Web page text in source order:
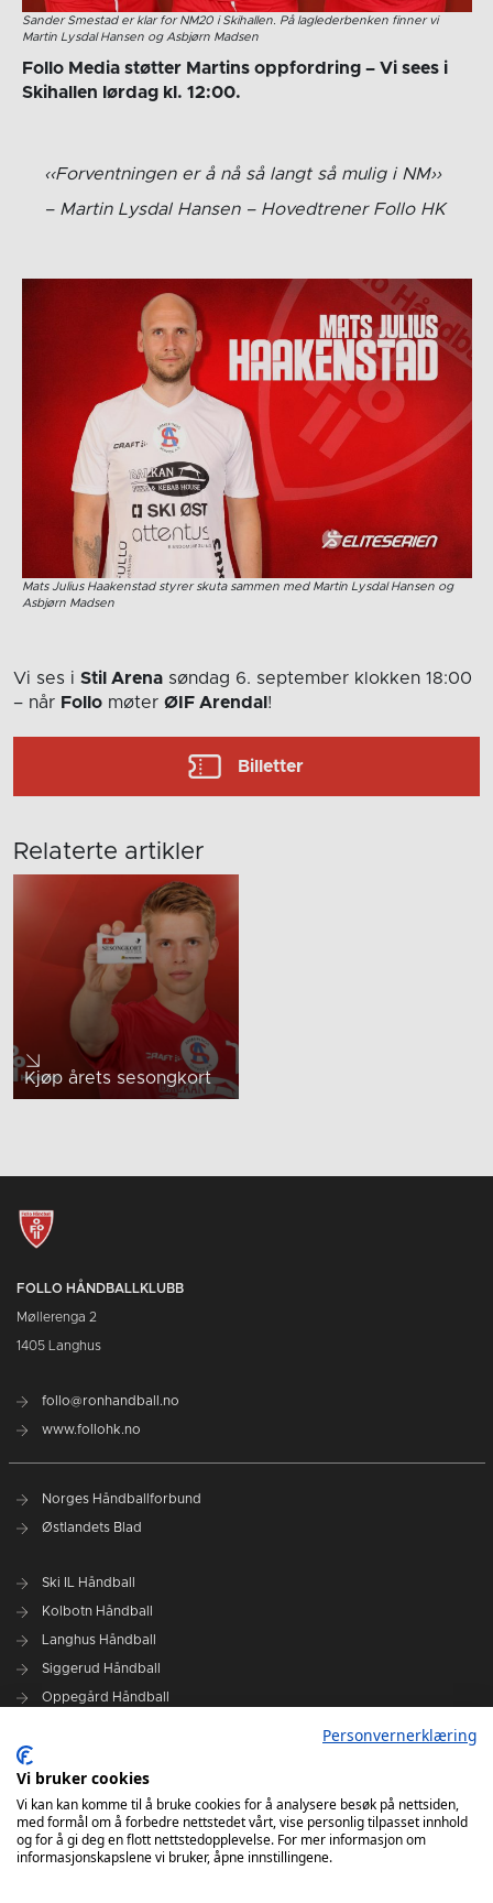
Sander Smestad er klar for NM20 i Skihallen. På laglederbenken finner vi
Martin Lysdal Hansen og Asbjørn Madsen
Follo Media støtter Martins oppfordring – Vi sees i
Skihallen lørdag kl. 12:00.
Forventningen er å nå så langt så mulig i NM
Martin Lysdal Hansen – Hovedtrener Follo HK
Mats Julius Haakenstad styrer skuta sammen med Martin Lysdal Hansen og
Asbjørn Madsen
Vi ses i Stil Arena søndag 6. september klokken 18:00
– når Follo møter ØIF Arendal !
Billetter
Relaterte artikler
Kjøp årets sesongkort
FOLLO HÅNDBALLKLUBB
Møllerenga 2
1405 Langhus
follo@ronhandball.no
www.follohk.no
Norges Håndballforbund
Østlandets Blad
Ski IL Håndball
Kolbotn Håndball
Langhus Håndball
Siggerud Håndball
Oppegård Håndball
Grafisk design Follo HK - Tor Solstad
Follo Media - Tor Solstad - Geir Thomas Fossum - Erik Manshaus-
Hanne Roald
Personvernerklæring
Vi bruker cookies
Vi kan kan komme til å bruke cookies for å analysere besøk på nettsiden,
med formål om å forbedre nettstedet vårt, vise personlig tilpasset innhold
og for å gi deg en flott nettstedopplevelse. For mer informasjon om
informasjonskapslene vi bruker, åpne innstillingene.